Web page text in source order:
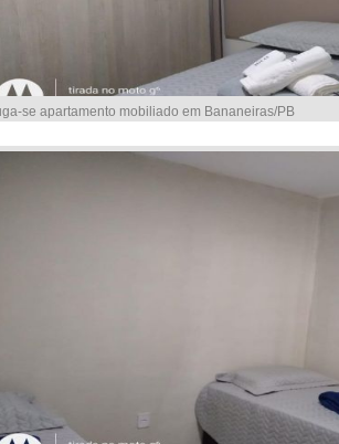
se apartamento mobiliado em Bananeiras/PB